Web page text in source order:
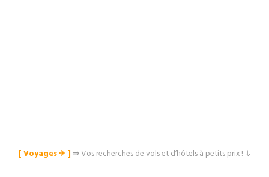
[ Voyages ✈︎ ]⇒Vos recherches de vols et d’hôtels à petits prix ! ⇓